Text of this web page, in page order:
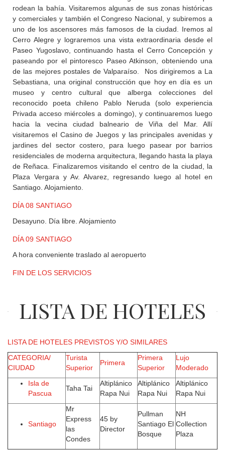
rodean la bahía. Visitaremos algunas de sus zonas históricas
y comerciales y también el Congreso Nacional, y subiremos a
uno de los ascensores más famosos de la ciudad. Iremos al
Cerro Alegre y lograremos una vista extraordinaria desde el
Paseo Yugoslavo, continuando hasta el Cerro Concepción y
paseando por el pintoresco Paseo Atkinson, obteniendo una
de las mejores postales de Valparaíso. Nos dirigiremos a La
Sebastiana, una original construcción que hoy en día es un
museo y centro cultural que alberga colecciones del
reconocido poeta chileno Pablo Neruda (solo experiencia
Privada acceso miércoles a domingo), y continuaremos luego
hacia la vecina ciudad balneario de Viña del Mar. Allí
visitaremos el Casino de Juegos y las principales avenidas y
jardines del sector costero, para luego pasear por barrios
residenciales de moderna arquitectura, llegando hasta la playa
de Reñaca. Finalizaremos visitando el centro de la ciudad, la
Plaza Vergara y Av. Alvarez, regresando luego al hotel en
Santiago. Alojamiento.
DÍA 08 SANTIAGO
Desayuno. Día libre. Alojamiento
DÍA 09 SANTIAGO
A hora conveniente traslado al aeropuerto
FIN DE LOS SERVICIOS
LISTA DE HOTELES
LISTA DE HOTELES PREVISTOS Y/O SIMILARES
CATEGORIA/
CIUDAD
Turista
Superior
Primera
Primera
Superior
Lujo
Moderado
Isla de
Pascua
Taha Tai
Altiplánico
Rapa Nui
Altiplánico
Rapa Nui
Altiplánico
Rapa Nui
Santiago
Mr
Express
las
Condes
45 by
Director
Pullman
Santiago El
Bosque
NH
Collection
Plaza